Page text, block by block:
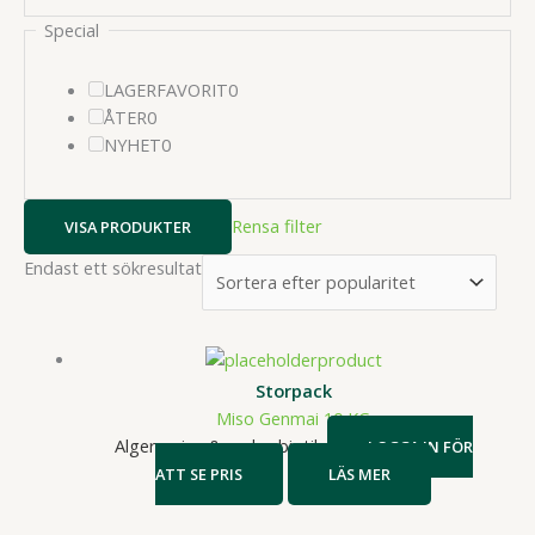
Special
LAGERFAVORIT00
ÅTER00
produkter
NYHET00
VISA PRODUKTER
Rensa filter
Endast ett sökresultat
Storpack
Miso Genmai 10 KG
Alger, miso & makrobiotik
LOGGA IN FÖR
ATT SE PRIS
LÄS MER